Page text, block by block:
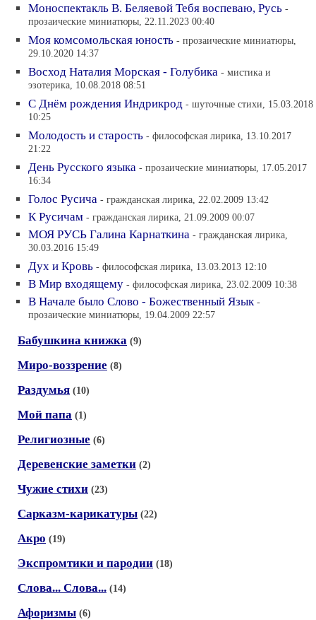
Моноспектакль В. Беляевой Тебя воспеваю, Русь -
прозаические миниатюры, 22.11.2023 00:40
Моя комсомольская юность - прозаические миниатюры,
29.10.2020 14:37
Восход Наталия Морская - Голубика - мистика и
эзотерика, 10.08.2018 08:51
С Днём рождения Индрикрод - шуточные стихи, 15.03.2018
10:25
Молодость и старость - философская лирика, 13.10.2017
21:22
День Русского языка - прозаические миниатюры, 17.05.2017
16:34
Голос Русича - гражданская лирика, 22.02.2009 13:42
К Русичам - гражданская лирика, 21.09.2009 00:07
МОЯ РУСЬ Галина Карнаткина - гражданская лирика,
30.03.2016 15:49
Дух и Кровь - философская лирика, 13.03.2013 12:10
В Мир входящему - философская лирика, 23.02.2009 10:38
В Начале было Слово - Божественный Язык -
прозаические миниатюры, 19.04.2009 22:57
Бабушкина книжка (9)
Миро-воззрение (8)
Раздумья (10)
Мой папа (1)
Религиозные (6)
Деревенские заметки (2)
Чужие стихи (23)
Сарказм-карикатуры (22)
Акро (19)
Экспромтики и пародии (18)
Слова... Слова... (14)
Афоризмы (6)